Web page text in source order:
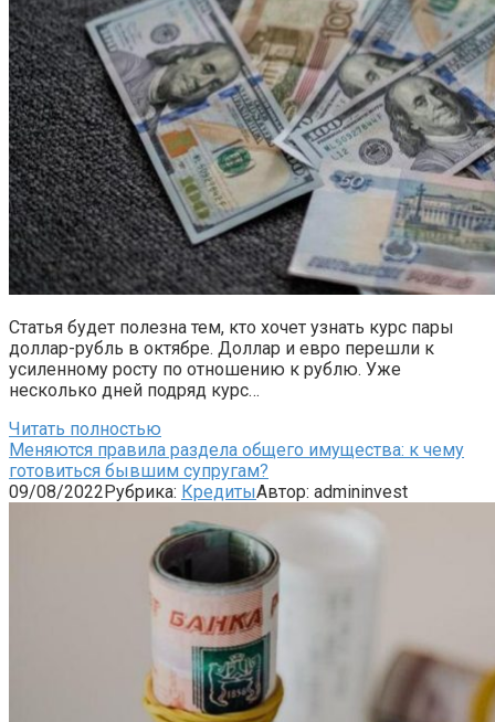
Статья будет полезна тем, кто хочет узнать курс пары
доллар-рубль в октябре. Доллар и евро перешли к
усиленному росту по отношению к рублю. Уже
несколько дней подряд курс…
Читать полностью
Меняются правила раздела общего имущества: к чему
готовиться бывшим супругам?
09/08/2022Рубрика: КредитыАвтор: admininvest